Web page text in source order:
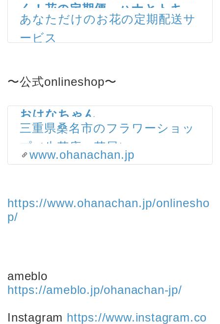
く！花の定期便～ハナとトキ～
あなただけのお花の定期配送サ
ービス
〜公式onlineshop〜
おはなちゃん
三重県桑名市のフラワーショッ
プ（生花店・花屋）
www.ohanachan.jp
https://www.ohanachan.jp/onlinesho
p/
ameblo
https://ameblo.jp/ohanachan-jp/
Instagram https://www.instagram.co